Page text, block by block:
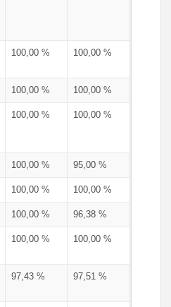
100,00 % 100,00 %
100,00 % 100,00 %
100,00 % 100,00 %
100,00 % 95,00 %
100,00 % 100,00 %
100,00 % 96,38 %
100,00 % 100,00 %
97,43 % 97,51 %